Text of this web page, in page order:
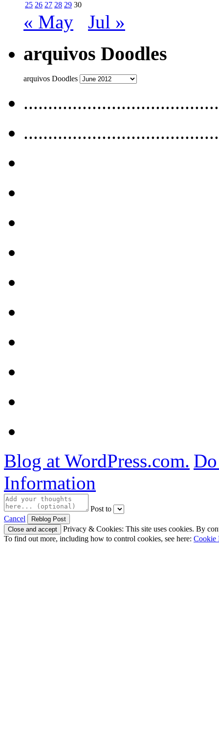
25 26 27 28 29 30
« May Jul »
arquivos Doodles
arquivos Doodles
Blog at WordPress.com.
Information
Post to
Cancel
Privacy & Cookies: This site uses cookies. By
To find out more, including how to control cookies, see here: Cookie